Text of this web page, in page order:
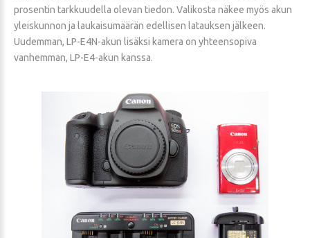
prosentin tarkkuudella olevan tiedon. Valikosta näkee myös akun
yleiskunnon ja laukaisumäärän edellisen latauksen jälkeen.
Uudemman, LP-E4N-akun lisäksi kamera on yhteensopiva
vanhemman, LP-E4-akun kanssa.